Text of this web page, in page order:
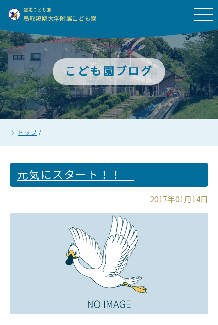
こども園ブログ
トップ /
元気にスタート！！
2017年01月14日